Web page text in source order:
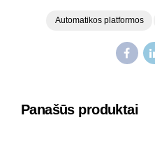
Automatikos platformos
Panašūs produktai